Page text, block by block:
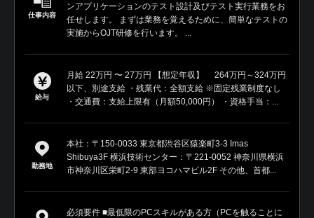
仕事内容
ンアプリケーションのテスト設計及びテスト実行業務をお
任せします。 まずは業務を覚えるために、簡単なテストの
実施からOJT研修を行います。 ...
給与
月給 22万円 〜 27万円 【想定年収】 264万円～324万円
以下、別途支給 ・残業代：全額支給 ※固定残業制度なし
・交通費：支給上限有（月額50,000円） ・資格手当：...
勤務地
本社：〒150-0033 東京都渋谷区猿楽町3-3 Imas
Shibuya3F 横浜技術センター：〒221-0052 神奈川県横浜
市神奈川区栄町2-9 東部ヨコハマビル2F その他、首都...
必須要件 ■最低限のPCスキルがある方（PCを触ることに